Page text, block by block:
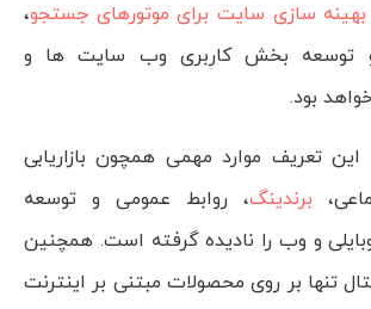
بهینه سازی سایت برای موتورهای جستجو،
و توسعه بخش کاربری وب سایت ها و
بود.
تعریف موارد مهمی همچون بازاریابی
برندینگ، روابط عمومی و توسعه
و وب را نادیده گرفته است. همچنین
تنها بر روی محصولات مبتنی بر اینترنت